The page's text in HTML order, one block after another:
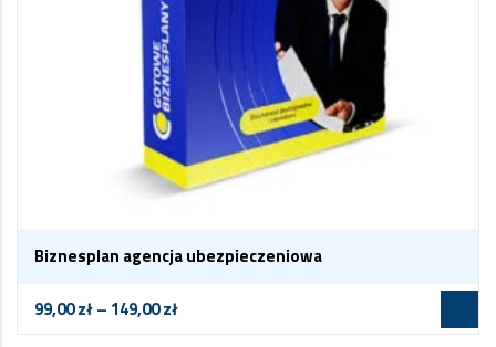
Biznesplan agencja ubezpieczeniowa
99,00zł– 149,00zł